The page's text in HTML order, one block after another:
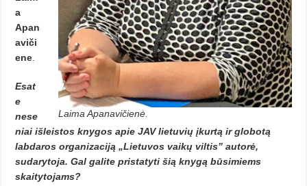
Laima Apanavičienė.
a
Apan
aviči
ene
Esat
e
nese
niai išleistos knygos apie JAV lietuvių įkurtą ir globotą
labdaros organizaciją „Lietuvos vaikų viltis” autorė,
sudarytoja. Gal galite pristatyti šią knygą būsimiems
skaitytojams?